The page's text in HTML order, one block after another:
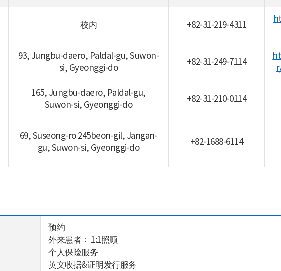
校内 +82-31-219-4311
93, Jungbu-daero, Paldal-gu, Suwon-
si, Gyeonggi-do
+82-31-249-7114
165, Jungbu-daero, Paldal-gu,
Suwon-si, Gyeonggi-do
+82-31-210-0114
69, Suseong-ro 245beon-gil, Jangan-
gu, Suwon-si, Gyeonggi-do
+82-1688-6114
预约
外来患者： 1:1照顾
个人保险服务
英文收据&证明发行服务